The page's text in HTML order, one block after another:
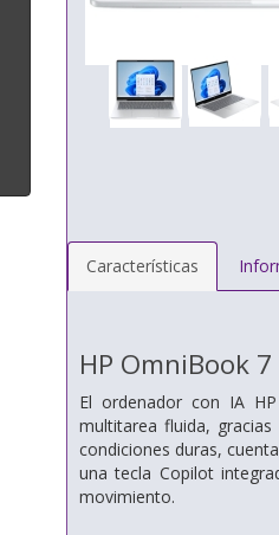
Características
HP OmniBook
El ordenador con IA
multitarea fluida,
condiciones duras,
una tecla Copilot
movimiento.